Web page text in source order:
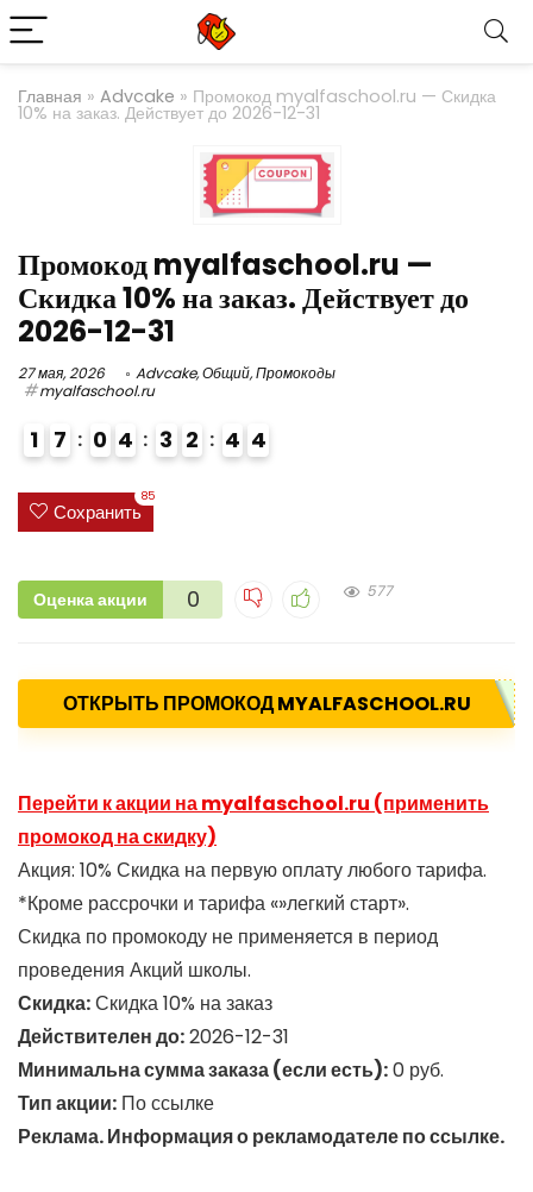
Главная » Advcake » Промокод myalfaschool.ru — Скидка
10% на заказ. Действует до 2026-12-31
Промокод myalfaschool.ru —
Скидка 10% на заказ. Действует до
2026-12-31
27 мая, 2026 Advcake,Общий,Промокоды
myalfaschool.ru
1 7 0 4 3 2 4 3
4
Сохранить
85
Оценка акции 0 577
ОТКРЫТЬ ПРОМОКОД MYALFASCHOOL.RU
Перейти к акции на myalfaschool.ru (применить
промокод на скидку)
Акция: 10% Скидка на первую оплату любого тарифа.
*Кроме рассрочки и тарифа «»легкий старт».
Скидка по промокоду не применяется в период
проведения Акций школы.
Скидка:Скидка 10% на заказ
Действителен до:2026-12-31
Минимальна сумма заказа (если есть):0 руб.
Тип акции: По ссылке
Реклама. Информация о рекламодателе по ссылке.